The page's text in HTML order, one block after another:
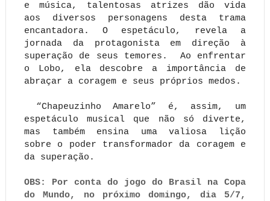
e música, talentosas atrizes dão vida
aos diversos personagens desta trama
encantadora. O espetáculo, revela a
jornada da protagonista em direção à
superação de seus temores.  Ao enfrentar
o Lobo, ela descobre a importância de
abraçar a coragem e seus próprios medos.
“Chapeuzinho Amarelo” é, assim, um
espetáculo musical que não só diverte,
mas também ensina uma valiosa lição
sobre o poder transformador da coragem e
da superação.
OBS: Por conta do jogo do Brasil na Copa
do Mundo, no próximo domingo, dia 5/7,